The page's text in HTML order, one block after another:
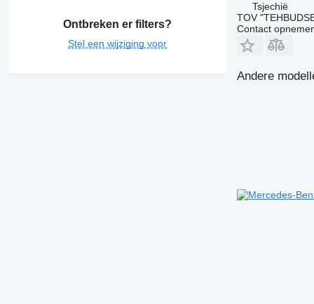
Ontbreken er filters?
Stel een wijziging voor
Tsjechië
TOV
Contact
Andere